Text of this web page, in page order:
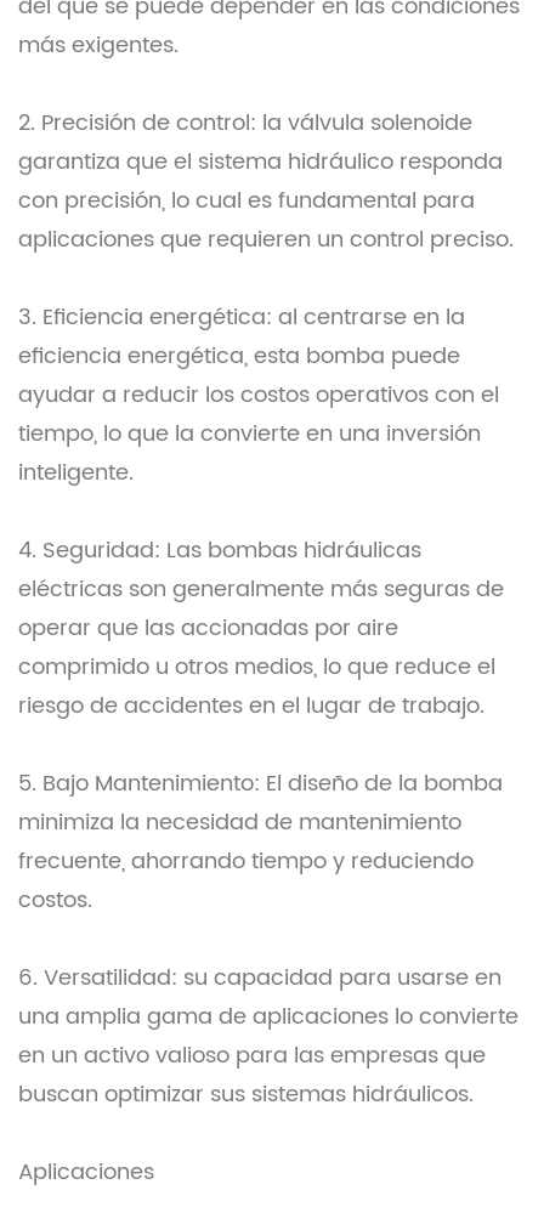
más exigentes.
2. Precisión de control: la válvula solenoide
garantiza que el sistema hidráulico responda
con precisión, lo cual es fundamental para
aplicaciones que requieren un control preciso.
3. Eficiencia energética: al centrarse en la
eficiencia energética, esta bomba puede
ayudar a reducir los costos operativos con el
tiempo, lo que la convierte en una inversión
inteligente.
4. Seguridad: Las bombas hidráulicas
eléctricas son generalmente más seguras de
operar que las accionadas por aire
comprimido u otros medios, lo que reduce el
riesgo de accidentes en el lugar de trabajo.
5. Bajo Mantenimiento: El diseño de la bomba
minimiza la necesidad de mantenimiento
frecuente, ahorrando tiempo y reduciendo
costos.
6. Versatilidad: su capacidad para usarse en
una amplia gama de aplicaciones lo convierte
en un activo valioso para las empresas que
buscan optimizar sus sistemas hidráulicos.
Aplicaciones